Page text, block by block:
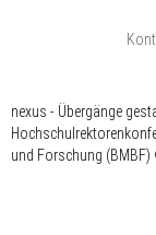
nexus - Übergänge
und Forschung (BMBF)